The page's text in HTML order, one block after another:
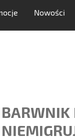
Nowości
BARWNIK